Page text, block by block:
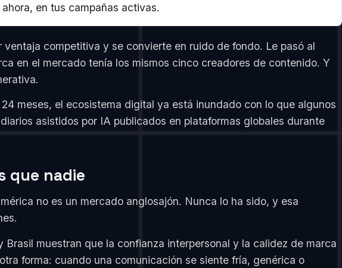
en tus campañas activas.
competitiva y se convierte en ruido de fondo. Le pasó al
en el mercado tenía los mismos cinco creadores de contenido. Y
meses, el ecosistema digital ya está inundado con lo que algunos
asistidos por IA publicados en plataformas globales durante
que nadie
no es un mercado anglosajón. Nunca lo ha sido, y esa
muestran que la confianza interpersonal y la calidez de marca
forma: cuando una comunicación se siente fría, genérica o